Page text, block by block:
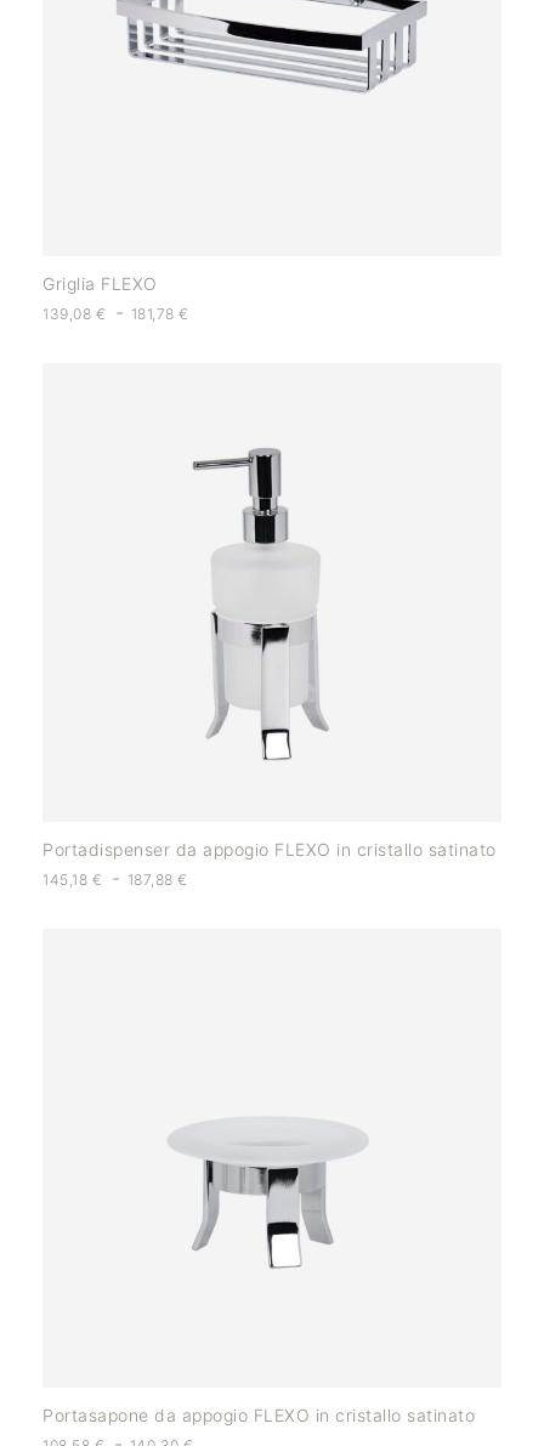
Griglia FLEXO
139,08 € - 181,78€
Portadispenser da appogio FLEXO in cristallo satinato
145,18 € - 187,88€
Portasapone da appogio FLEXO in cristallo satinato